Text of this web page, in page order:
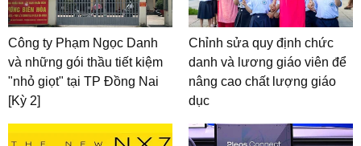
Công ty Phạm Ngọc Danh
và những gói thầu tiết kiệm
"nhỏ giọt" tại TP Đồng Nai
[Kỳ 2]
Chỉnh sửa quy định chức
danh và lương giáo viên để
nâng cao chất lượng giáo
dục